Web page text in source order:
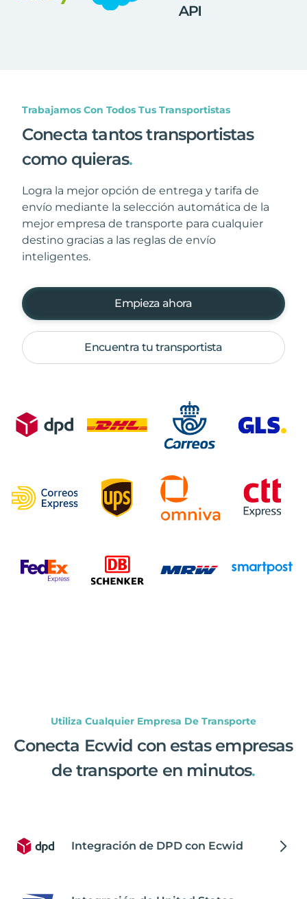
Trabajamos Con Todos Tus Transportistas
Conecta tantos transportistas
como quieras.
Logra la mejor opción de entrega y tarifa de
envío mediante la selección automática de la
mejor empresa de transporte para cualquier
destino gracias a las reglas de envío
inteligentes.
Empieza ahora
Encuentra tu transportista
Utiliza Cualquier Empresa De Transporte
Conecta Ecwid con estas empresas
de transporte en minutos.
Integración de DPD con Ecwid